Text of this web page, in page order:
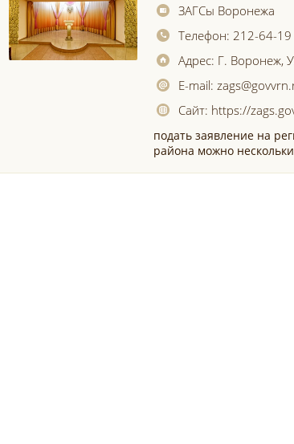
ЗАГСы Воронежа
Телефон:212-64-19
Адрес: Г. Воронеж,
E-mail:
Сайт: https://
подать заявление на
района можно